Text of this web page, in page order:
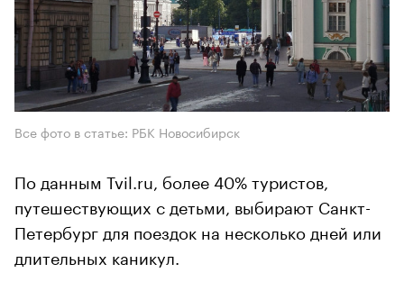
Все фото в статье: РБК Новосибирск
По данным Tvil.ru, более 40% туристов,
путешествующих с детьми, выбирают Санкт-
Петербург для поездок на несколько дней или
длительных каникул.